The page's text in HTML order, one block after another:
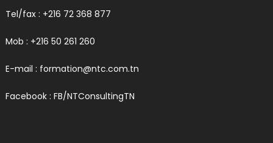
Tel/fax : +216 72 368 877
Mob : +216 50 261 260
E-mail : formation@ntc.com.tn
Facebook : FB/NTConsultingTN